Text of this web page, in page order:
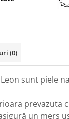
(0)
sunt piele
prevazuta
un mers